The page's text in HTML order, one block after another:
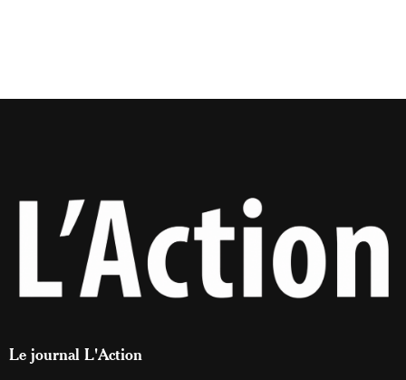
Le journal L'Action